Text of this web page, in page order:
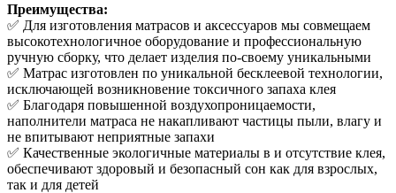
Преимущества:
✅ Для изготовления матрасов и аксессуаров мы совмещаем
высокотехнологичное оборудование и профессиональную
ручную сборку, что делает изделия по-своему уникальными
✅ Матрас изготовлен по уникальной бесклеевой технологии,
исключающей возникновение токсичного запаха клея
✅ Благодаря повышенной воздухопроницаемости,
наполнители матраса не накапливают частицы пыли, влагу и
не впитывают неприятные запахи
✅ Качественные экологичные материалы в и отсутствие клея,
обеспечивают здоровый и безопасный сон как для взрослых,
так и для детей